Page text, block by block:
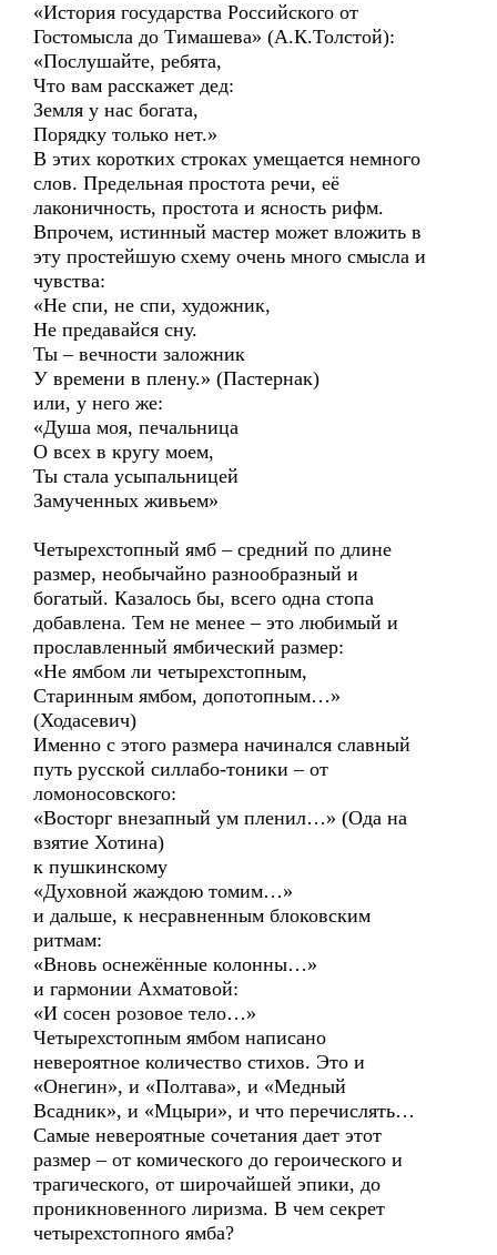
«История государства Российского от
Гостомысла до Тимашева» (А.К.Толстой):
«Послушайте, ребята,
Что вам расскажет дед:
Земля у нас богата,
Порядку только нет.»
В этих коротких строках умещается немного
слов. Предельная простота речи, её
лаконичность, простота и ясность рифм.
Впрочем, истинный мастер может вложить в
эту простейшую схему очень много смысла и
чувства:
«Не спи, не спи, художник,
Не предавайся сну.
Ты – вечности заложник
У времени в плену.» (Пастернак)
или, у него же:
«Душа моя, печальница
О всех в кругу моем,
Ты стала усыпальницей
Замученных живьем»
Четырехстопный ямб – средний по длине
размер, необычайно разнообразный и
богатый. Казалось бы, всего одна стопа
добавлена. Тем не менее – это любимый и
прославленный ямбический размер:
«Не ямбом ли четырехстопным,
Старинным ямбом, допотопным…»
(Ходасевич)
Именно с этого размера начинался славный
путь русской силлабо-тоники – от
ломоносовского:
«Восторг внезапный ум пленил…» (Ода на
взятие Хотина)
к пушкинскому
«Духовной жаждою томим…»
и дальше, к несравненным блоковским
ритмам:
«Вновь оснежённые колонны…»
и гармонии Ахматовой:
«И сосен розовое тело…»
Четырехстопным ямбом написано
невероятное количество стихов. Это и
«Онегин», и «Полтава», и «Медный
Всадник», и «Мцыри», и что перечислять…
Самые невероятные сочетания дает этот
размер – от комического до героического и
трагического, от широчайшей эпики, до
проникновенного лиризма. В чем секрет
четырехстопного ямба?